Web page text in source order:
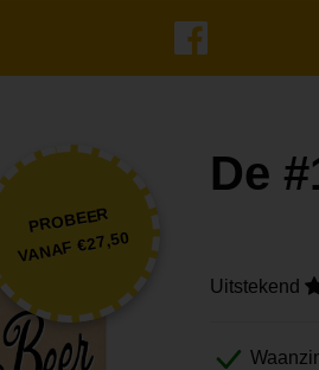
PROBEER
VANAF €27,50
De
Uitstekend